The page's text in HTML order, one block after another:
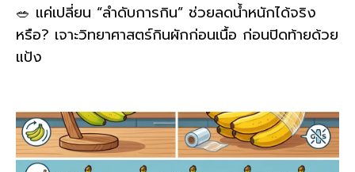
🥗 แค่เปลี่ยน “ลำดับการกิน” ช่วยลดน้ำหนักได้จริง
หรือ? เจาะวิทยาศาสตร์กินผักก่อนเนื้อ ก่อนปิดท้ายด้วย
แป้ง